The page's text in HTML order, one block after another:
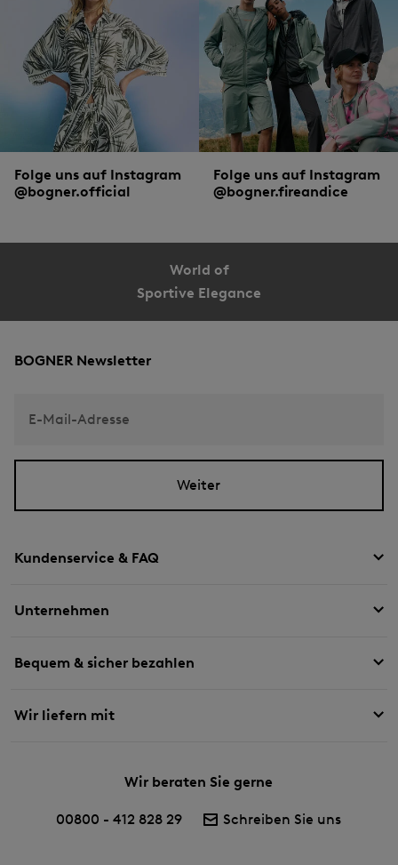
Folge uns auf Instagram
@bogner.official
Folge uns auf Instagram
@bogner.fireandice
World of
Sportive Elegance
Kundenservice & FAQ
Unternehmen
Bequem & sicher bezahlen
Wir liefern mit
Wir beraten Sie gerne
00800 - 412 828 29 Schreiben Sie uns
BOGNER Newsletter
E-Mail-Adresse
Weiter